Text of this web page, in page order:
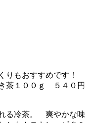
りもおすすめです！
茶１００ｇ ５４０円
る冷茶。 爽やかな味